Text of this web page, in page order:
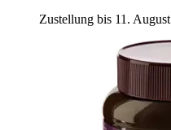
Zustellung bis 11. August